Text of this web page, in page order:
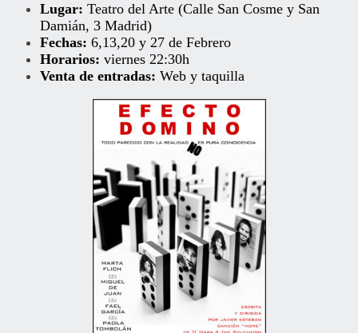
Lugar: Teatro del Arte (Calle San Cosme y San
Damián, 3 Madrid)
Fechas: 6,13,20 y 27 de Febrero
Horarios: viernes 22:30h
Venta de entradas: Web y taquilla